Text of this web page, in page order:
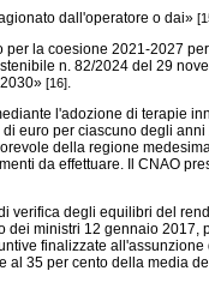
dall'operatore o dai»
la coesione 2021-2027
n. 82/2024 del 29
[16].
l'adozione di terapie
euro per ciascuno degli
della regione
da effettuare. Il CNAO
degli equilibri del
ministri 12 gennaio
finalizzate
35 per cento della media